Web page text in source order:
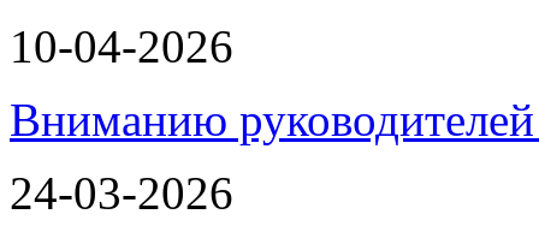
10-04-2026
Вниманию
24-03-2026